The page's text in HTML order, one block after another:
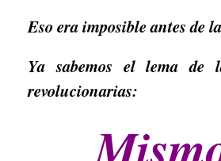
Eso era imposible antes de
Ya sabemos el lema de
revolucionarias: